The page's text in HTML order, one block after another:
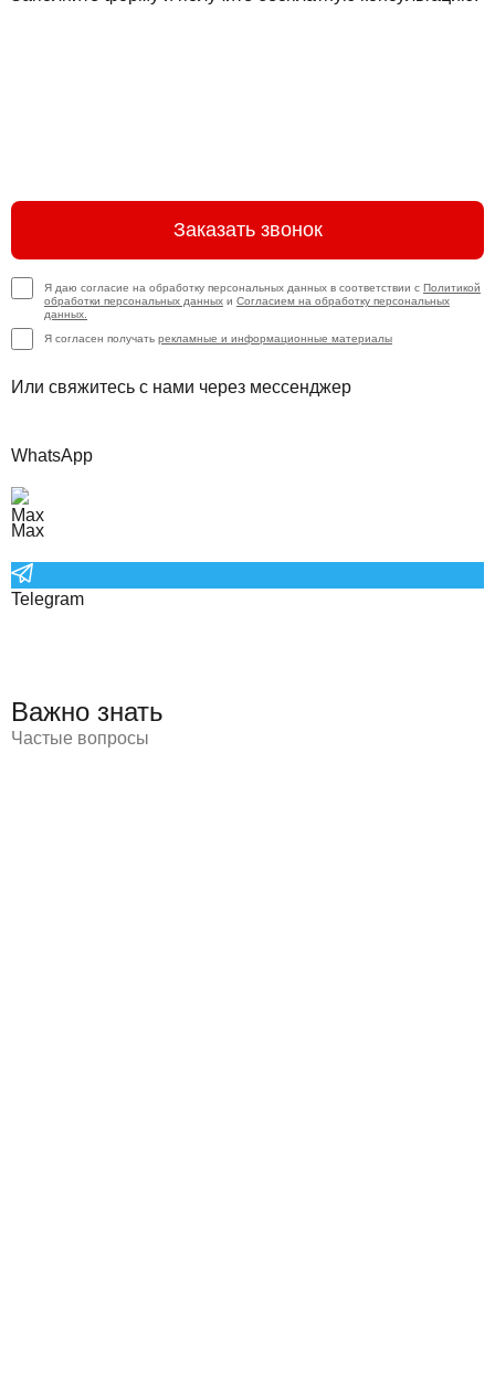
Заказать звонок
Я даю согласие на обработку персональных данных в соответствии с Политикой
обработки персональных данных и Согласием на обработку персональных
данных.
Я согласен получать рекламные и информационные материалы
Или свяжитесь с нами через мессенджер
WhatsApp
Max
Telegram
Важно знать
Частые вопросы